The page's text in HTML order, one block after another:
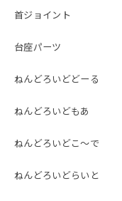
首ジョイント
台座パーツ
ねんどろいどどーる
ねんどろいどもあ
ねんどろいどこ～で
ねんどろいどらいと